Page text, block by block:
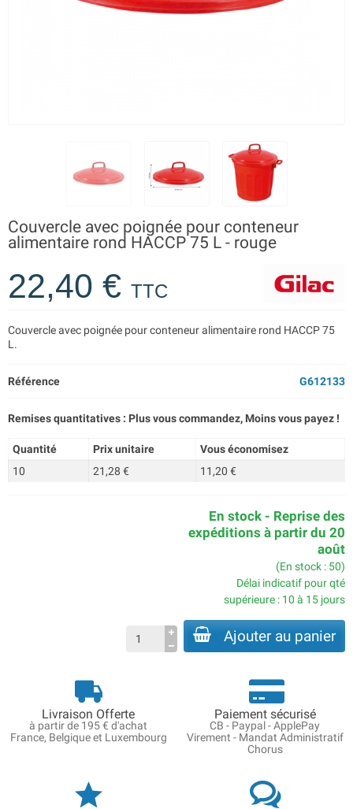
Couvercle avec poignée pour conteneur
alimentaire rond HACCP 75 L - rouge
22,40 € TTC
Couvercle avec poignée pour conteneur alimentaire rond HACCP 75
L.
Référence G612133
Remises quantitatives : Plus vous commandez, Moins vous payez !
Quantité Prix unitaire
Vous économisez
10
21,28 € 11,20 €
En stock - Reprise des
expéditions à partir du 20
août
(En stock : 50)
Délai indicatif pour qté
supérieure : 10 à 15 jours
Ajouter au panier
Livraison Offerte
à partir de 195 € d'achat
France, Belgique et Luxembourg
Paiement sécurisé
CB - Paypal - ApplePay
Virement - Mandat Administratif
Chorus